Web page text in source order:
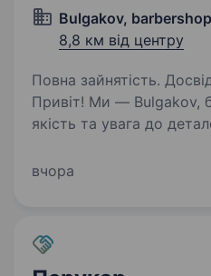
Bulgakov, barbershop
8,8 км від центру
Повна зайнятість.
Привіт! Ми — Bulgakov,
якість та увага до
атмосфері, творити і
вчора